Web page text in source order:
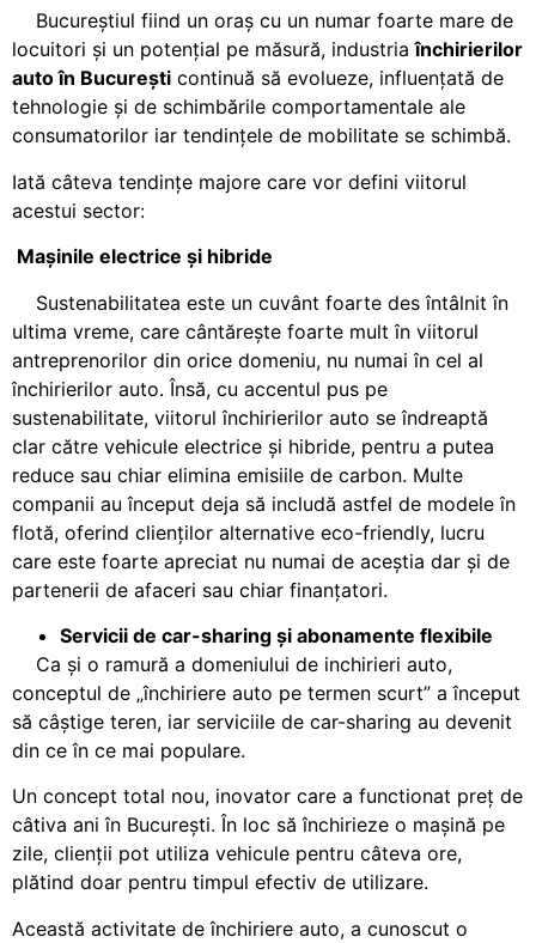
Bucureștiul fiind un oraș cu un numar foarte mare de
locuitori și un potențial pe măsură, industriaînchirierilor
auto în București continuă să evolueze, influențată de
tehnologie și de schimbările comportamentale ale
consumatorilor iar tendințele de mobilitate se schimbă.
Iată câteva tendințe majore care vor defini viitorul
acestui sector:
Mașinile electrice și hibride
Sustenabilitatea este un cuvânt foarte des întâlnit în
ultima vreme, care cântărește foarte mult în viitorul
antreprenorilor din orice domeniu, nu numai în cel al
închirierilor auto. Însă, cu accentul pus pe
sustenabilitate, viitorul închirierilor auto se îndreaptă
clar către vehicule electrice și hibride, pentru a putea
reduce sau chiar elimina emisiile de carbon. Multe
companii au început deja să includă astfel de modele în
flotă, oferind clienților alternative eco-friendly, lucru
care este foarte apreciat nu numai de aceștia dar și de
partenerii de afaceri sau chiar finanțatori.
Servicii de car-sharing și abonamente flexibile
Ca și o ramură a domeniului de inchirieri auto,
conceptul de „închiriere auto pe termen scurt” a început
să câștige teren, iar serviciile de car-sharing au devenit
din ce în ce mai populare.
Un concept total nou, inovator care a functionat preț de
câtiva ani în București. În loc să închirieze o mașină pe
zile, clienții pot utiliza vehicule pentru câteva ore,
plătind doar pentru timpul efectiv de utilizare.
Această activitate de închiriere auto, a cunoscut o